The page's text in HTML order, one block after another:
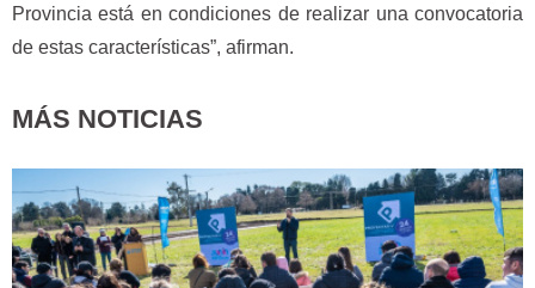
Provincia está en condiciones de realizar una convocatoria
de estas características”, afirman.
MÁS NOTICIAS